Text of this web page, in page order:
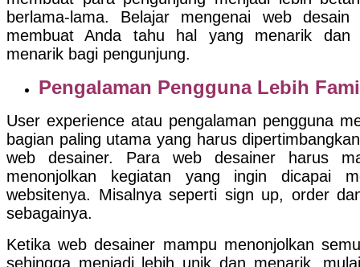
berlama-lama. Belajar mengenai web desain
membuat Anda tahu hal yang menarik dan
menarik bagi pengunjung.
Pengalaman Pengguna Lebih
User experience atau pengalaman pengguna
bagian paling utama yang harus
web desainer. Para web desainer harus
menonjolkan kegiatan yang ingin dicapai
websitenya. Misalnya seperti sign up, order
sebagainya.
Ketika web desainer mampu menonjolkan
sehingga menjadi lebih unik dan menarik,